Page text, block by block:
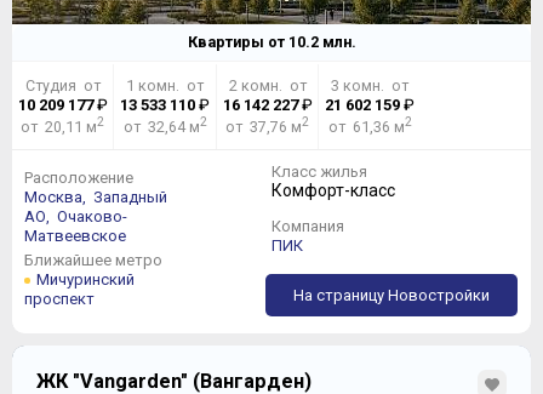
Квартиры от 10.2млн.
Студия от
10 209 177₽
от 20,11 м2
1 комн. от
13 533 110 ₽
от 32,64 м2
2 комн. от
16 142 227₽
от 37,76 м2
3 комн. от
21 602 159 ₽
от 61,36 м2
Расположение
Москва,
Западный
АО,
Очаково-
Матвеевское
Ближайшее метро
Мичуринский
проспект
Класс жилья
Комфорт-класс
Компания
ПИК
На страницу Новостройки
ЖК "Vangarden" (Вангарден)